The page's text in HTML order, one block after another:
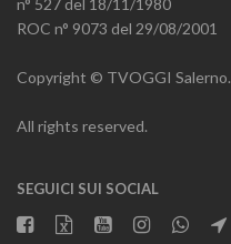
n° 527 del 18/11/1980
ROC n° 9073 del 29/08/2001
Copyright © TVOGGI Salerno.
All rights reserved.
SEGUICI SUI SOCIAL